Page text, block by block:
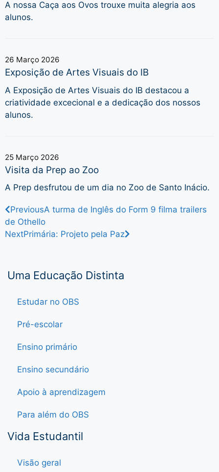
A nossa Caça aos Ovos trouxe muita alegria aos
alunos.
26 Março 2026
Exposição de Artes Visuais do IB
A Exposição de Artes Visuais do IB destacou a
criatividade excecional e a dedicação dos nossos
alunos.
25 Março 2026
Visita da Prep ao Zoo
A Prep desfrutou de um dia no Zoo de Santo Inácio.
PreviousA turma de Inglês do Form 9 filma trailers
de Othello
NextPrimária: Projeto pela Paz
Uma Educação Distinta
Estudar no OBS
Pré-escolar
Ensino primário
Ensino secundário
Apoio à aprendizagem
Para além do OBS
Vida Estudantil
Visão geral